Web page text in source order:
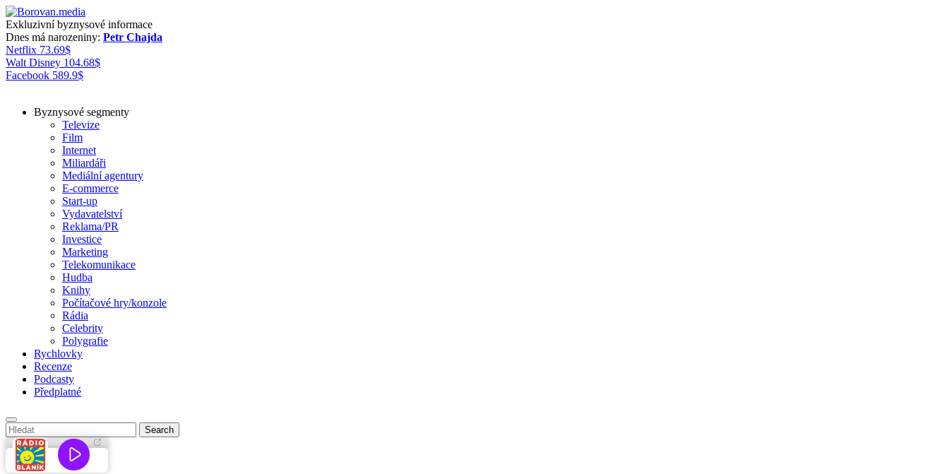
Exkluzivní byznysové informace
Dnes má narozeniny: Petr Chajda
Netflix 73.69$
Walt Disney 104.68$
Facebook 589.9$
Byznysové segmenty
Televize
Film
Internet
Miliardáři
Mediální agentury
E-commerce
Start-up
Vydavatelství
Reklama/PR
Investice
Marketing
Telekomunikace
Hudba
Knihy
Počítačové hry/konzole
Rádia
Celebrity
Polygrafie
Rychlovky
Recenze
Podcasty
Předplatné